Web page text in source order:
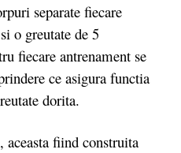
separate fiecare
o greutate de 5
fiecare antrenament se
ce asigura functia
dorita.
fiind construita